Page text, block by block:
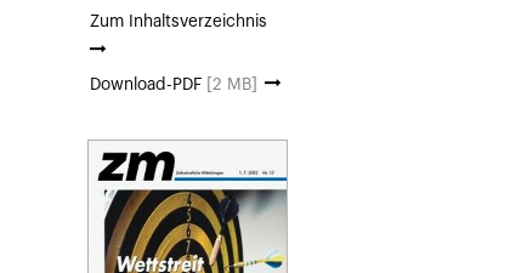
Zum Inhaltsverzeichnis
Download-PDF [2 MB]